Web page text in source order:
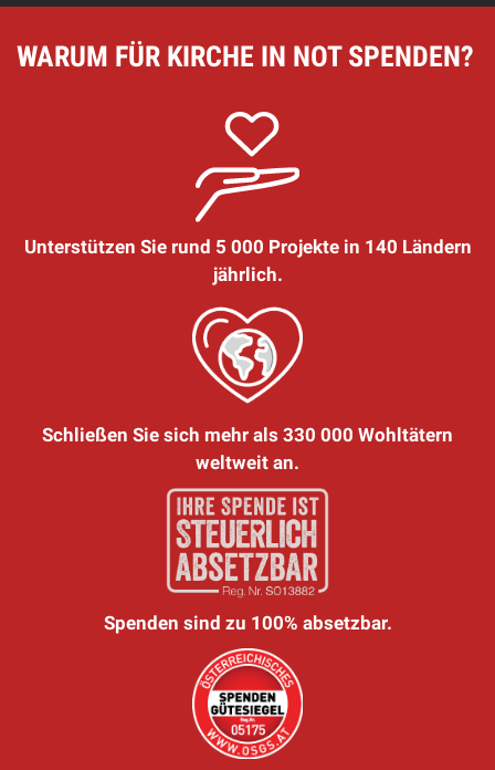
WARUM FÜR KIRCHE IN NOT SPENDEN?
Unterstützen Sie rund 5 000 Projekte in 140 Ländern
jährlich.
Schließen Sie sich mehr als 330 000 Wohltätern
weltweit an.
Spenden sind zu 100% absetzbar.